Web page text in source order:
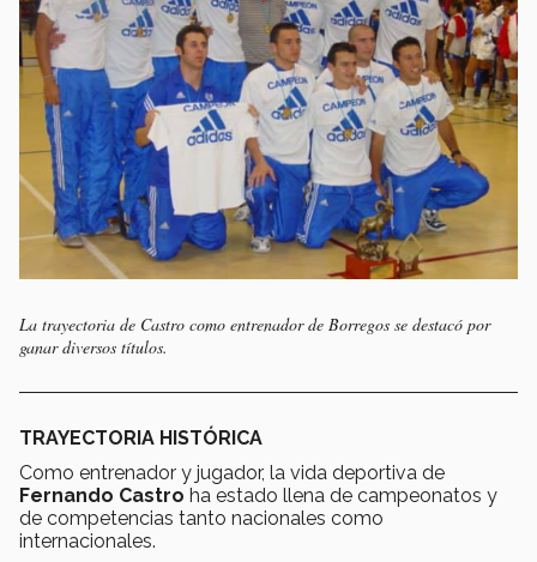
La trayectoria de Castro como entrenador de Borregos se destacó por
ganar diversos títulos.
TRAYECTORIA HISTÓRICA
Como entrenador y jugador, la vida deportiva de
Fernando Castro ha estado llena de campeonatos y
de competencias tanto nacionales como
internacionales.